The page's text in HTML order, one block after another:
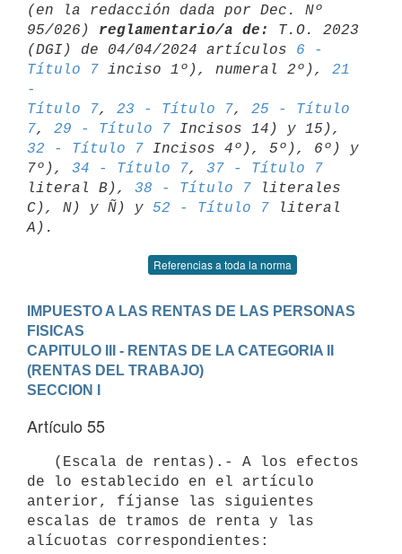
(en la redacción dada por Dec. Nº
95/026) reglamentario/a de:
T.O. 2023
(DGI) de 04/04/2024 artículos 6 -
Título 7 inciso 1º), numeral 2º), 21
-
Título 7, 23 - Título 7, 25 - Título
7, 29 - Título 7 Incisos 14) y 15),
32 - Título 7 Incisos 4º), 5º), 6º) y
7º), 34 - Título 7, 37 - Título 7
literal B), 38 - Título 7 literales
C), N) y Ñ) y 52 - Título 7 literal
Referencias a toda la norma
IMPUESTO A LAS RENTAS DE LAS PERSONAS
FISICAS
CAPITULO III - RENTAS DE LA CATEGORIA II
(RENTAS DEL TRABAJO)
SECCION I
Artículo 55
de lo establecido en el artículo
anterior, fíjanse las siguientes
escalas de tramos de renta y las
alícuotas correspondientes: